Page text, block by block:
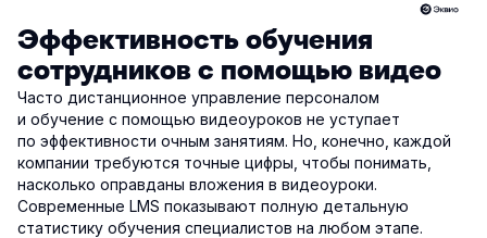
Эффективность обучения
сотрудников с помощью видео
Часто дистанционное управление персоналом
и обучение с помощью видеоуроков не уступает
по эффективности очным занятиям. Но, конечно, каждой
компании требуются точные цифры, чтобы понимать,
насколько оправданы вложения в видеоуроки.
Современные LMS показывают полную детальную
статистику обучения специалистов на любом этапе.